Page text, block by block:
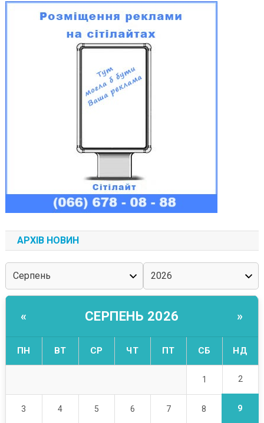
АРХІВ НОВИН
« СЕРПЕНЬ 2026 »
ПН ВТ СР ЧТ ПТ СБ НД
1 2
3 4 5 6 7 8 9